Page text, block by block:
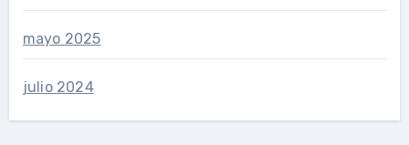
mayo 2025
julio 2024